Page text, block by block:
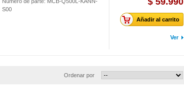
S00
Añadir al carrito
Ver
Ordenar por